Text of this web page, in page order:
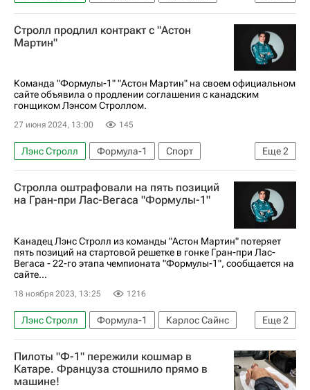
Сан-Паулу (город)
Спорт
Фернандо Алонсо (автогонщик)
Феррари
Стролл продлил контракт с "Астон
Мартин"
Команда "Формулы-1" "Астон Мартин" на своем официальном
сайте объявила о продлении соглашения с канадским
гонщиком Лэнсом Строллом.
27 июня 2024, 13:00 145
Еще2
Лэнс Стролл Формула-1
Спорт
Астон Мартин
Авто
Стролла оштрафовали на пять позиций
на Гран-при Лас-Вегаса "Формулы-1"
Канадец Лэнс Стролл из команды "Астон Мартин" потеряет
пять позиций на стартовой решетке в гонке Гран-при Лас-
Вегаса - 22-го этапа чемпионата "Формулы-1", сообщается на
сайте...
18 ноября 2023, 13:25 1216
Еще2
Лэнс Стролл Формула-1
Карлос Сайнс
Астон Мартин
Феррари
Пилоты "Ф-1" пережили кошмар в
Катаре. Француза стошнило прямо в
машине!